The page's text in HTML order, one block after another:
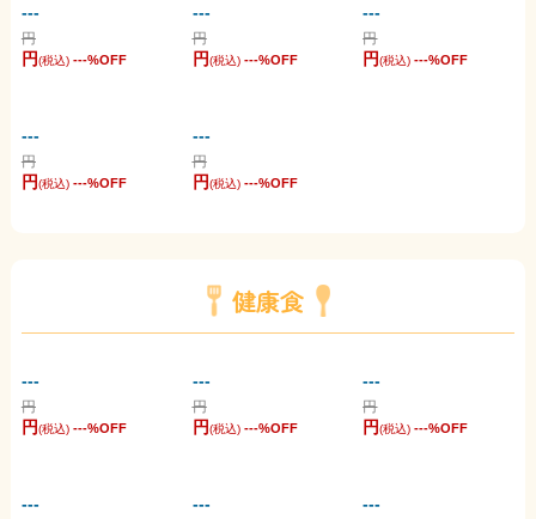
---
円
円(税込) ---%OFF
---
円
円(税込) ---%OFF
---
円
円(税込) ---%OFF
---
円
円(税込) ---%OFF
---
円
円(税込) ---%OFF
健康食
---
円
円(税込) ---%OFF
---
円
円(税込) ---%OFF
---
円
円(税込) ---%OFF
--- --- ---